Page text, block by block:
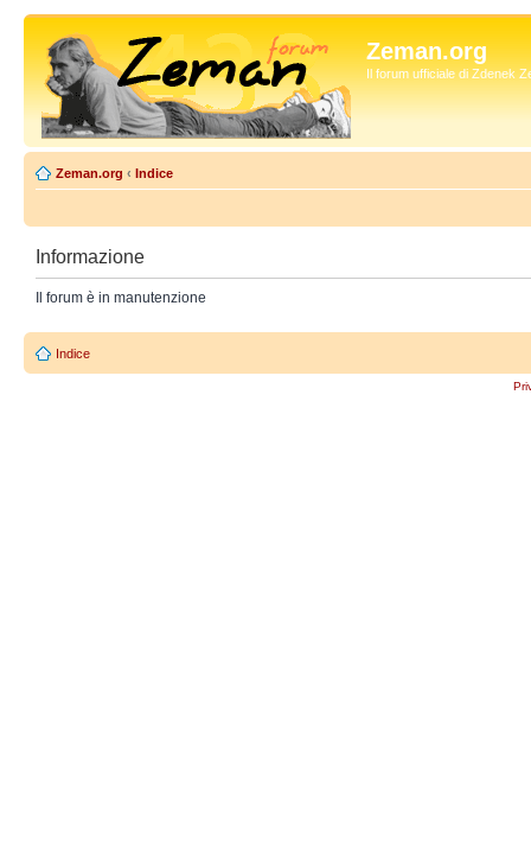
Zeman.org
Il forum ufficiale di Zdenek
Zeman.org ‹ Indice
Informazione
Il forum è in manutenzione
Indice